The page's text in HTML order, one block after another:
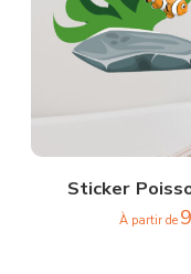
Sticker
À partir de